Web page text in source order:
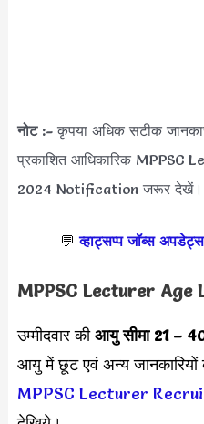
नोट :-कृपया अधिक सटीक
प्रकाशित आधिकारिक
2024 Notification जरूर देखें।
💬 व्हाट्सप्प जॉब्स अपडेट्स
MPPSC Lecturer Age
उम्मीदवार कीआयु सीमा 21 –
आयु में छूट एवं अन्य
MPPSC Lecturer